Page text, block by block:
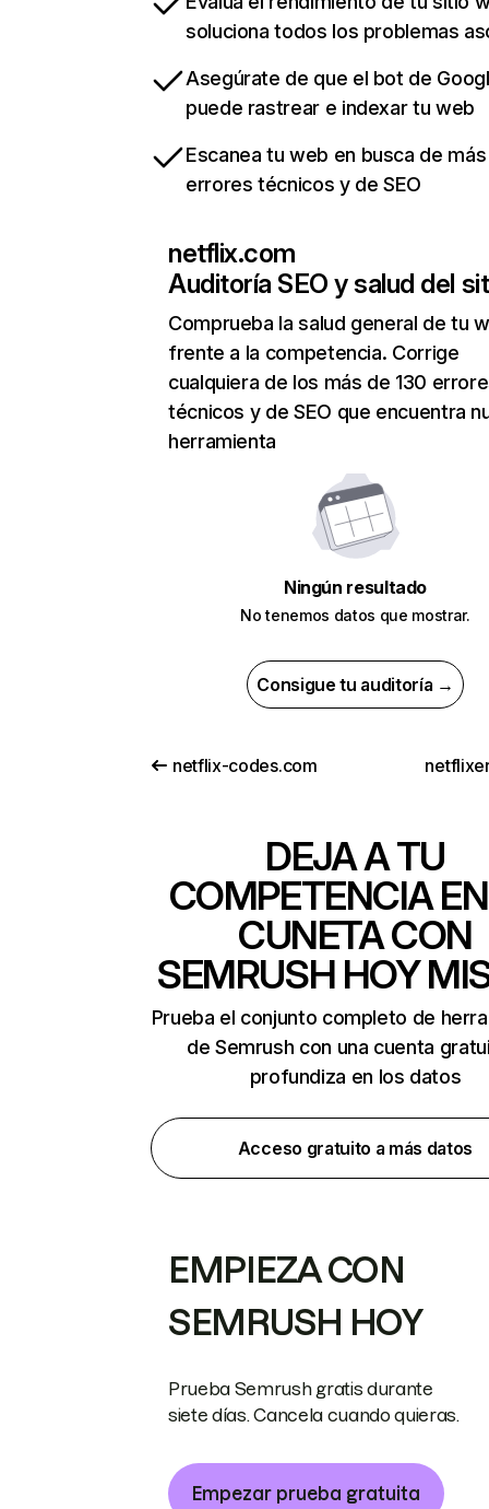
soluciona todos los problemas
Asegúrate de que el bot de
puede rastrear e indexar tu web
Escanea tu web en busca de
errores técnicos y de SEO
netflix.com
Auditoría SEO y salud del
Comprueba la salud general de tu
frente a la competencia. Corrige
cualquiera de los más de 130
técnicos y de SEO que encuentra
herramienta
Ningún resultado
No tenemos datos que mostrar.
Consigue tu auditoría →
netflix-codes.com
DEJA A TU
COMPETENCIA
CUNETA CON
SEMRUSH HOY
Prueba el conjunto completo de
de Semrush con una cuenta
profundiza en los datos
Acceso gratuito a más datos
EMPIEZA CON
SEMRUSH HOY
Prueba Semrush gratis durante
siete días. Cancela cuando quieras.
Empezar prueba gratuita